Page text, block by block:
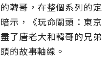
韓哥，在整個系列的定
示，《玩命關頭：東京
了唐老大和韓哥的兄弟
的故事軸線。